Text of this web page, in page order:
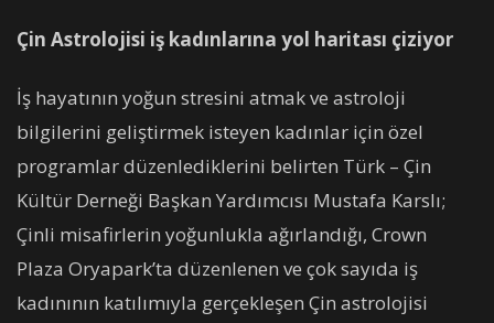
Çin Astrolojisi iş kadınlarına yol haritası çiziyor
İş hayatının yoğun stresini atmak ve astroloji
bilgilerini geliştirmek isteyen kadınlar için özel
programlar düzenlediklerini belirten Türk – Çin
Kültür Derneği Başkan Yardımcısı Mustafa Karslı;
Çinli misafirlerin yoğunlukla ağırlandığı, Crown
Plaza Oryapark’ta düzenlenen ve çok sayıda iş
kadınının katılımıyla gerçekleşen Çin astrolojisi